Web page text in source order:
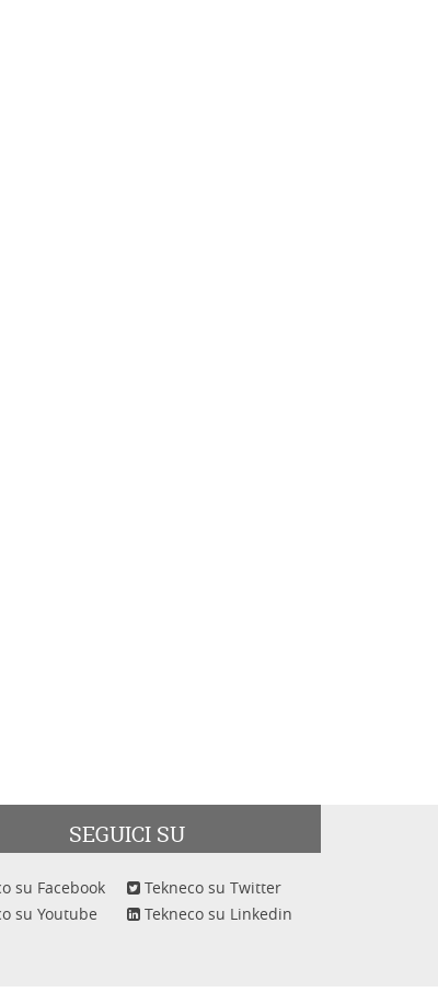
SEGUICI SU
su Facebook
Tekneco su Twitter
su Youtube
Tekneco su Linkedin